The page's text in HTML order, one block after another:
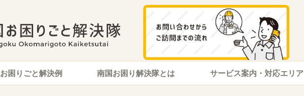
お困りごと解決例 南国お困り解決隊とは サービス案内・対応エリア